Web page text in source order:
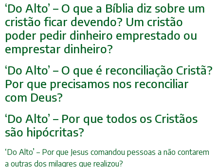
‘Do Alto’ – O que a Bíblia diz sobre um
cristão ficar devendo? Um cristão
poder pedir dinheiro emprestado ou
emprestar dinheiro?
‘Do Alto’ – O que é reconciliação Cristã?
Por que precisamos nos reconciliar
com Deus?
‘Do Alto’ – Por que todos os Cristãos
são hipócritas?
‘Do Alto’ – Por que Jesus comandou pessoas a não contarem
a outras dos milagres que realizou?